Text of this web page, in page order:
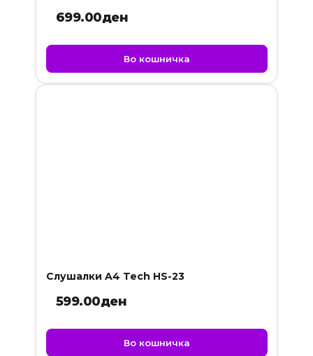
699.00ден
Во кошничка
Слушалки A4 Tech HS-23
599.00ден
Во кошничка